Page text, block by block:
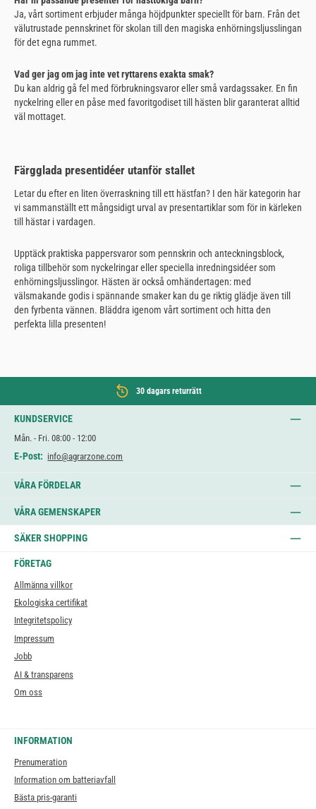
Ja, vårt sortiment erbjuder många höjdpunkter speciellt för barn. Från det
välutrustade pennskrinet för skolan till den magiska enhörningsljusslingan
för det egna rummet.
Vad ger jag om jag inte vet ryttarens exakta smak?
Du kan aldrig gå fel med förbrukningsvaror eller små vardagssaker. En fin
nyckelring eller en påse med favoritgodiset till hästen blir garanterat alltid
väl mottaget.
Färgglada presentidéer utanför stallet
Letar du efter en liten överraskning till ett hästfan? I den här kategorin har
vi sammanställt ett mångsidigt urval av presentartiklar som för in kärleken
till hästar i vardagen.
Upptäck praktiska pappersvaror som pennskrin och anteckningsblock,
roliga tillbehör som nyckelringar eller speciella inredningsidéer som
enhörningsljusslingor. Hästen är också omhändertagen: med
välsmakande godis i spännande smaker kan du ge riktig glädje även till
den fyrbenta vännen. Bläddra igenom vårt sortiment och hitta den
perfekta lilla presenten!
30 dagars returrätt
KUNDSERVICE
Mån. - Fri. 08:00 - 12:00
E-Post: info@agrarzone.com
VÅRA FÖRDELAR
VÅRA GEMENSKAPER
SÄKER SHOPPING
FÖRETAG
Allmänna villkor
Ekologiska certifikat
Integritetspolicy
Impressum
Jobb
AI & transparens
Om oss
INFORMATION
Prenumeration
Information om batteriavfall
Bästa pris-garanti